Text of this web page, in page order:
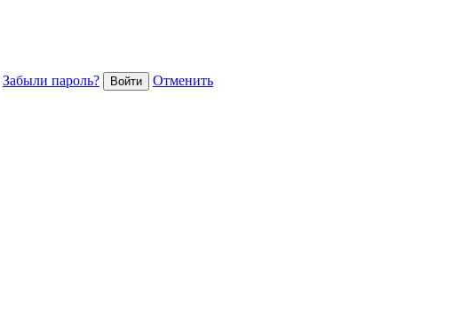
Забыли пароль?
Отменить